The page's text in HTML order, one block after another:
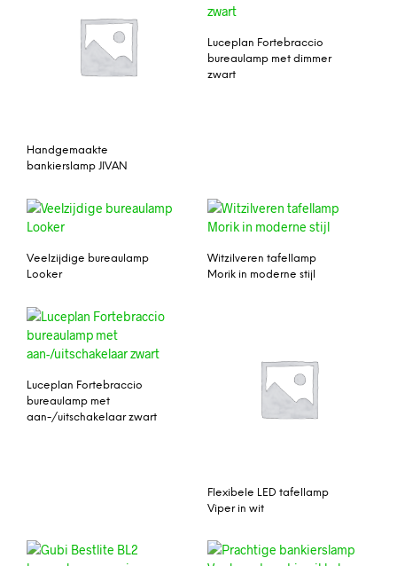
Handgemaakte
bankierslamp JIVAN
Luceplan Fortebraccio
bureaulamp met dimmer
zwart
Veelzijdige bureaulamp
Looker
Witzilveren tafellamp
Morik in moderne stijl
Luceplan Fortebraccio
bureaulamp met
aan-/uitschakelaar zwart
Flexibele LED tafellamp
Viper in wit